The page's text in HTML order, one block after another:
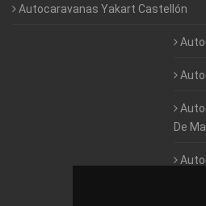
Autocaravanas Yakart Castellón
De